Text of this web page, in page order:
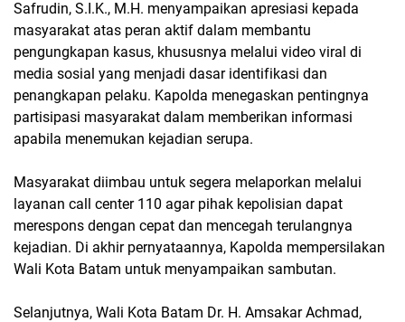
Safrudin, S.I.K., M.H. menyampaikan apresiasi kepada
masyarakat atas peran aktif dalam membantu
pengungkapan kasus, khususnya melalui video viral di
media sosial yang menjadi dasar identifikasi dan
penangkapan pelaku. Kapolda menegaskan pentingnya
partisipasi masyarakat dalam memberikan informasi
apabila menemukan kejadian serupa.
Masyarakat diimbau untuk segera melaporkan melalui
layanan call center 110 agar pihak kepolisian dapat
merespons dengan cepat dan mencegah terulangnya
kejadian. Di akhir pernyataannya, Kapolda mempersilakan
Wali Kota Batam untuk menyampaikan sambutan.
Selanjutnya, Wali Kota Batam Dr. H. Amsakar Achmad,